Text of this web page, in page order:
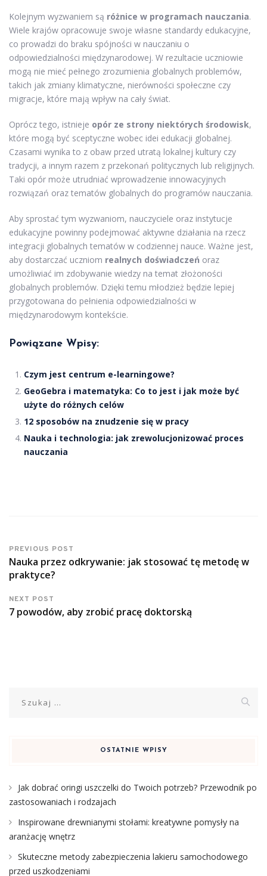
Kolejnym wyzwaniem są różnice w programach nauczania.
Wiele krajów opracowuje swoje własne standardy edukacyjne,
co prowadzi do braku spójności w nauczaniu o
odpowiedzialności międzynarodowej. W rezultacie uczniowie
mogą nie mieć pełnego zrozumienia globalnych problemów,
takich jak zmiany klimatyczne, nierówności społeczne czy
migracje, które mają wpływ na cały świat.
Oprócz tego, istnieje opór ze strony niektórych środowisk,
które mogą być sceptyczne wobec idei edukacji globalnej.
Czasami wynika to z obaw przed utratą lokalnej kultury czy
tradycji, a innym razem z przekonań politycznych lub religijnych.
Taki opór może utrudniać wprowadzenie innowacyjnych
rozwiązań oraz tematów globalnych do programów nauczania.
Aby sprostać tym wyzwaniom, nauczyciele oraz instytucje
edukacyjne powinny podejmować aktywne działania na rzecz
integracji globalnych tematów w codziennej nauce. Ważne jest,
aby dostarczać uczniom realnych doświadczeń oraz
umożliwiać im zdobywanie wiedzy na temat złożoności
globalnych problemów. Dzięki temu młodzież będzie lepiej
przygotowana do pełnienia odpowiedzialności w
międzynarodowym kontekście.
Powiązane Wpisy:
Czym jest centrum e-learningowe?
GeoGebra i matematyka: Co to jest i jak może być
użyte do różnych celów
12 sposobów na znudzenie się w pracy
Nauka i technologia: jak zrewolucjonizować proces
nauczania
PREVIOUS POST
Nauka przez odkrywanie: jak stosować tę metodę w
praktyce?
NEXT POST
7 powodów, aby zrobić pracę doktorską
OSTATNIE WPISY
Jak dobrać oringi uszczelki do Twoich potrzeb? Przewodnik po
zastosowaniach i rodzajach
Inspirowane drewnianymi stołami: kreatywne pomysły na
aranżację wnętrz
Skuteczne metody zabezpieczenia lakieru samochodowego
przed uszkodzeniami